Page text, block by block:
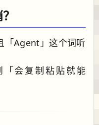
「Agent」这个词听
会复制粘贴就能